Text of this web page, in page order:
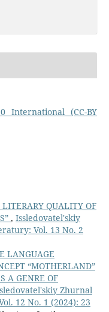
International (CC-BY
QUALITY OF
, Issledovatel'skiy
Vol. 13 No. 2
LANGUAGE
“MOTHERLAND”
A GENRE OF
Zhurnal
12 No. 1 (2024): 23